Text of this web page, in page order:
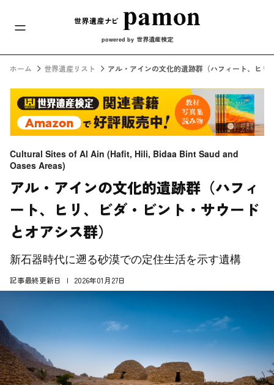
メインナビ
powered by 世界遺産検定
ホーム 世界遺産リスト アル・アインの文化的遺跡群（ハフィート、ヒ
Cultural Sites of Al Ain (Hafit, Hili, Bidaa Bint Saud and
Oases Areas)
アル・アインの文化的遺跡群（ハフィ
ート、ヒリ、ビダ・ビント・サウード
とオアシス群）
新石器時代に遡る砂漠での定住生活を示す遺構
記事最終更新日 2026年01月27日